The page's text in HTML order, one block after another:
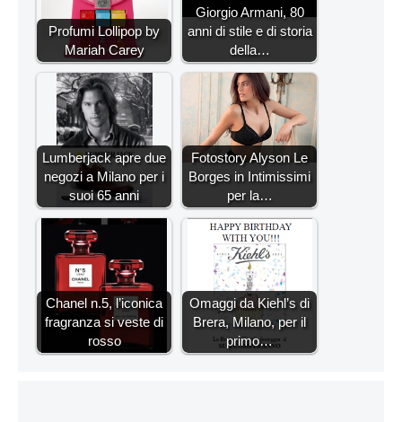
Profumi Lollipop by
Mariah Carey
Giorgio Armani, 80
anni di stile e di storia
della…
Lumberjack apre due
negozi a Milano per i
suoi 65 anni
Fotostory Alyson Le
Borges in Intimissimi
per la…
Chanel n.5, l’iconica
fragranza si veste di
rosso
Omaggi da Kiehl’s di
Brera, Milano, per il
primo…